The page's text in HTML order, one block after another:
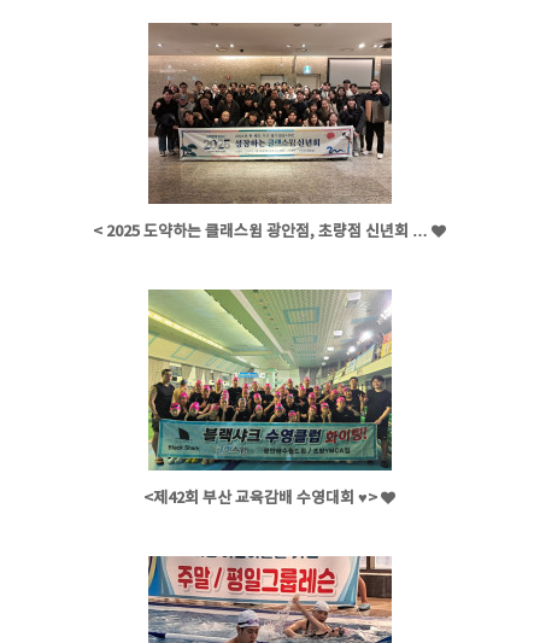
< 2025 도약하는 클래스윔 광안점, 초량점 신년회 …
<제42회 부산 교육감배 수영대회 ♥>